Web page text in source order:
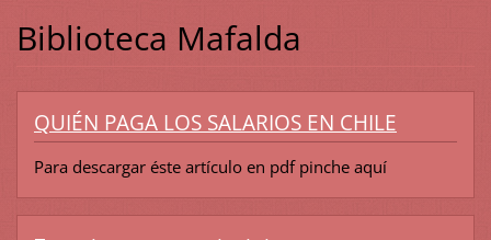
Biblioteca Mafalda
QUIÉN PAGA LOS SALARIOS EN CHILE
Para descargar éste artículo en pdf pinche aquí